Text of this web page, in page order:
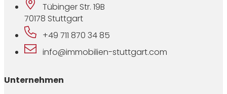
Tübinger Str. 19B
70178 Stuttgart
+49 711 870 34 85
info@immobilien-stuttgart.com
Unternehmen